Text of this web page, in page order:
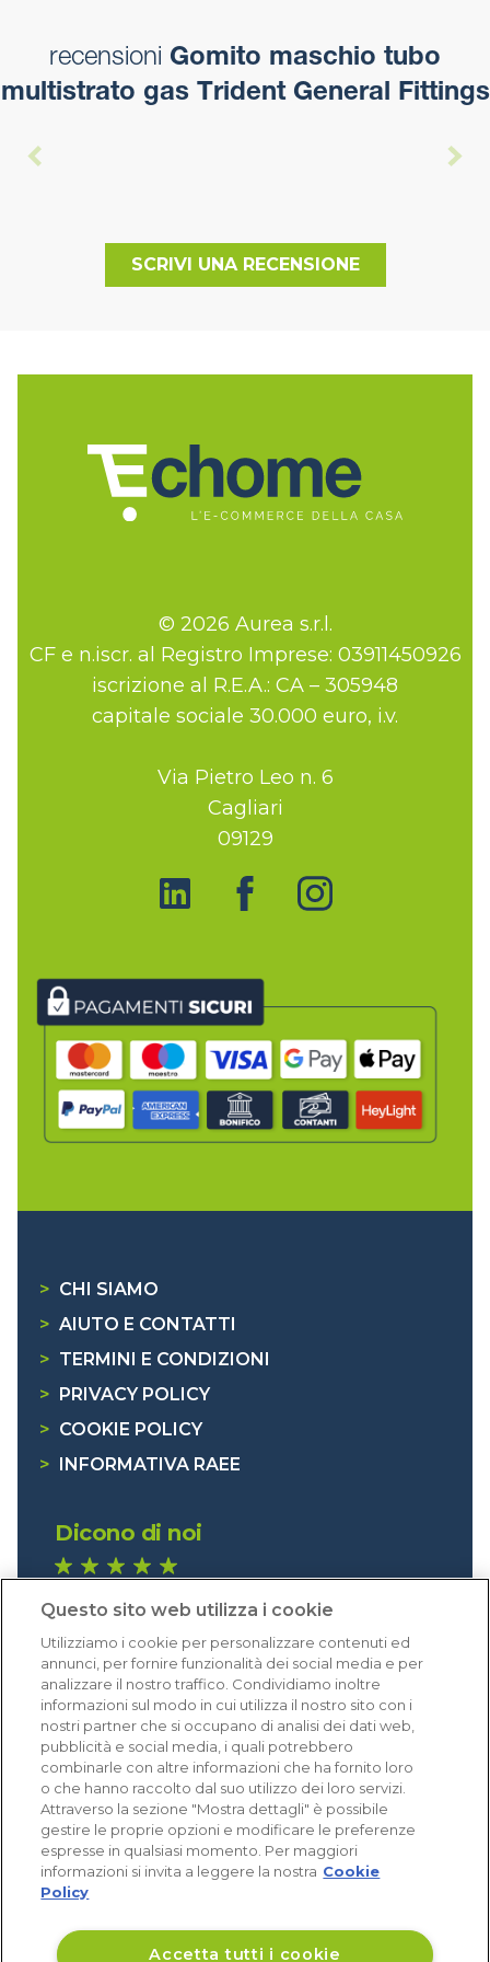
recensioni Gomito maschio tubo
multistrato gas Trident General Fittings
SCRIVI UNA RECENSIONE
© 2026 Aurea s.r.l.
CF e n.iscr. al Registro Imprese: 03911450926
iscrizione al R.E.A.: CA – 305948
capitale sociale 30.000 euro, i.v.
Via Pietro Leo n. 6
Cagliari
09129
> CHI SIAMO
> AIUTO E CONTATTI
> TERMINI E CONDIZIONI
>
PRIVACY POLICY
> COOKIE POLICY
>
INFORMATIVA RAEE
Dicono di noi
Eccellente (4,8)
Acquisti verificati
Questo sito web utilizza i cookie
Utilizziamo i cookie per personalizzare contenuti ed
annunci, per fornire funzionalità dei social media e per
analizzare il nostro traffico. Condividiamo inoltre
informazioni sul modo in cui utilizza il nostro sito con i
nostri partner che si occupano di analisi dei dati web,
pubblicità e social media, i quali potrebbero
combinarle con altre informazioni che ha fornito loro
o che hanno raccolto dal suo utilizzo dei loro servizi.
Attraverso la sezione "Mostra dettagli" è possibile
gestire le proprie opzioni e modificare le preferenze
espresse in qualsiasi momento. Per maggiori
informazioni si invita a leggere la nostra Cookie
Policy
Accetta tutti i cookie